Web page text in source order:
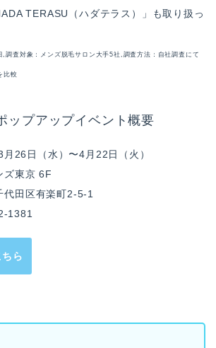
TERASU（ハダテラス）」も取り扱っ
調査対象：メンズ脱毛サロン大手5社,調査方法：自社調査にて
比較
ップアップイベント概要
26日（水）〜4月22日（火）
東京 6F
田区有楽町2-5-1
1381
ら